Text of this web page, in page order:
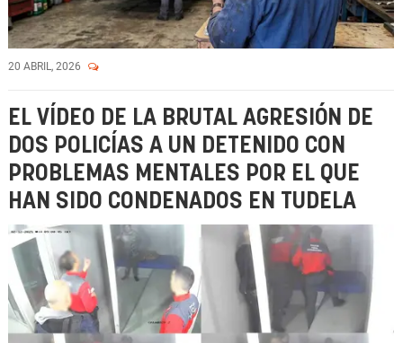
20 ABRIL, 2026
EL VÍDEO DE LA BRUTAL AGRESIÓN DE
DOS POLICÍAS A UN DETENIDO CON
PROBLEMAS MENTALES POR EL QUE
HAN SIDO CONDENADOS EN TUDELA